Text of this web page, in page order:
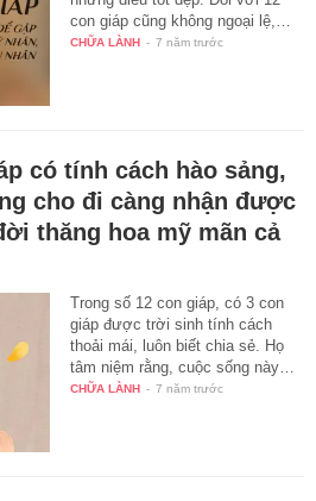
con giáp cũng không ngoại lệ,…
CHỮA LÀNH - 7 năm trước
có tính cách hào sảng,
cho đi càng nhận được
thăng hoa mỹ mãn cả
Trong số 12 con giáp, có 3 con
giáp được trời sinh tính cách
thoải mái, luôn biết chia sẻ. Họ
tâm niệm rằng, cuộc sống này…
CHỮA LÀNH - 7 năm trước